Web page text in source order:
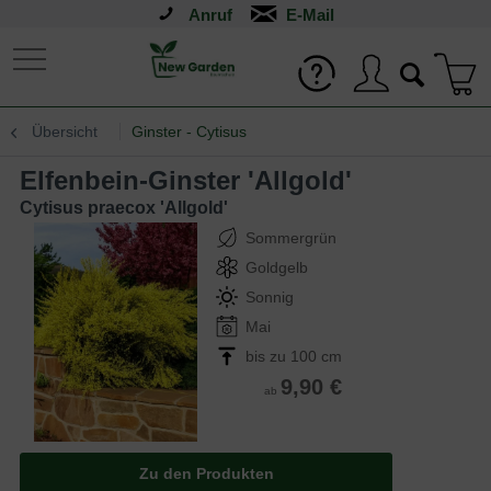
Anruf
Übersicht Ginster - Cytisus
Elfenbein-Ginster 'Allgold'
Cytisus praecox 'Allgold'
Sommergrün
Goldgelb
Sonnig
Mai
bis zu 100 cm
ab 9,90 €
Zu den Produkten